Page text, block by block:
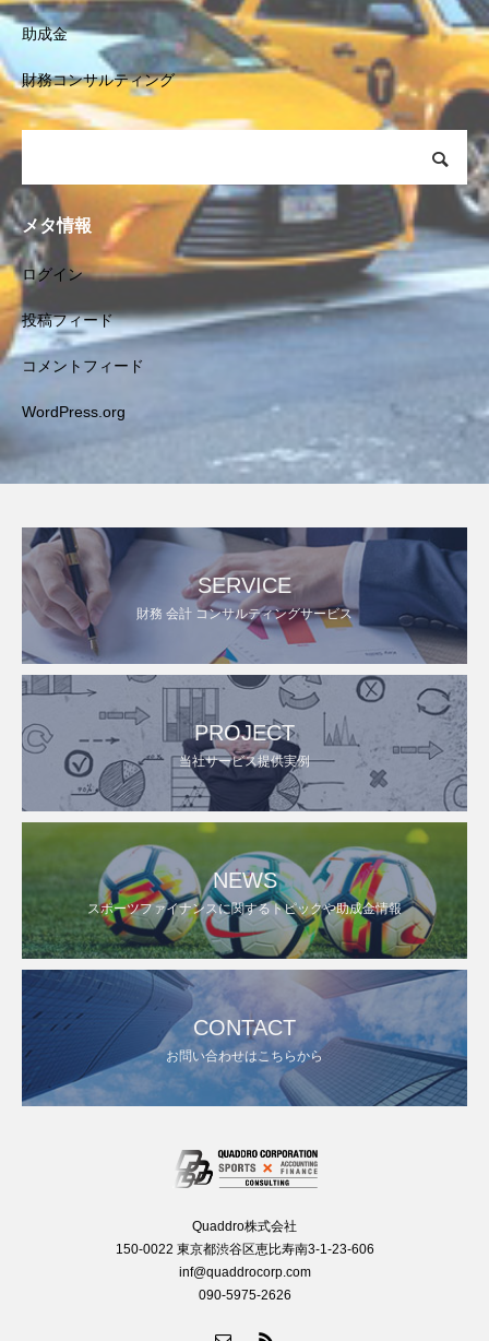
助成金
財務コンサルティング
メタ情報
ログイン
投稿フィード
コメントフィード
WordPress.org
SERVICE
財務 会計 コンサルティングサービス
PROJECT
当社サービス提供実例
NEWS
スポーツファイナンスに関するトピックや助成金情報
CONTACT
お問い合わせはこちらから
Quaddro株式会社
150-0022 東京都渋谷区恵比寿南3-1-23-606
inf@quaddrocorp.com
090-5975-2626